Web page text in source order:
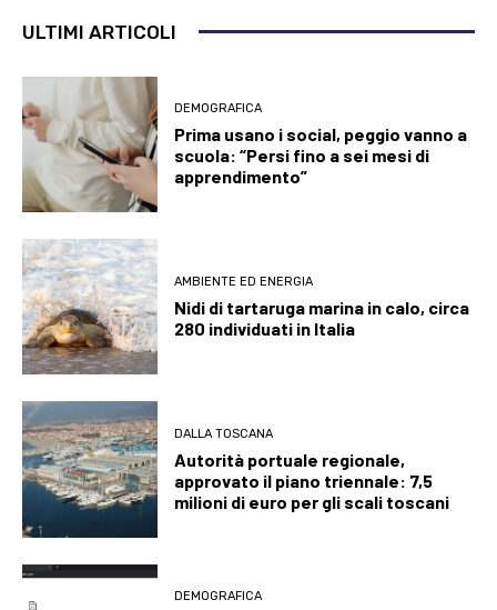
ULTIMI ARTICOLI
DEMOGRAFICA
Prima usano i social, peggio vanno a
scuola: “Persi fino a sei mesi di
apprendimento”
AMBIENTE ED ENERGIA
Nidi di tartaruga marina in calo, circa
280 individuati in Italia
DALLA TOSCANA
Autorità portuale regionale,
approvato il piano triennale: 7,5
milioni di euro per gli scali toscani
DEMOGRAFICA